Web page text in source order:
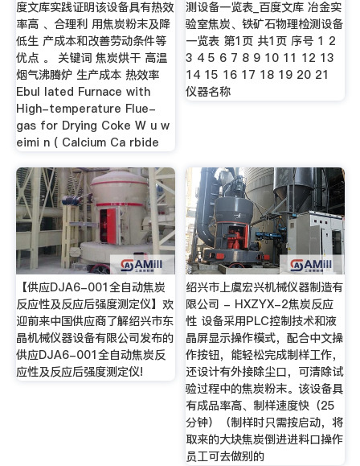
度文库实践证明该设备具有热效
率高 、合理利 用焦炭粉末及降
低生 产成本和改善劳动条件等
优点 。 关键词 焦炭烘干 高温
烟气沸腾炉 生产成本 热效率
Ebul lated Furnace with
High-temperature Flue-
gas for Drying Coke W u w
eimi n ( Calcium Ca rbide
测设备一览表_百度文库 冶金实
验室焦炭、铁矿石物理检测设备
一览表 第1页 共1页 序号 1 2
3 4 5 6 7 8 9 10 11 12 13
14 15 16 17 18 19 20 21
仪器名称
【供应DJA6-001全自动焦炭
反应性及反应后强度测定仪】欢
迎前来中国供应商了解绍兴市东
晶机械仪器设备有限公司发布的
供应DJA6-001全自动焦炭反
应性及反应后强度测定仪!
绍兴市上虞宏兴机械仪器制造有
限公司 - HXZYX-2焦炭反应
性 设备采用PLC控制技术和液
晶屏显示操作模式，配合中文操
作按钮，能轻松完成制样工作，
还设计有外接除尘口，可清除试
验过程中的焦炭粉末。该设备具
有成品率高、制样速度快（25
分钟）（制样时只需按启动，将
取来的大块焦炭倒进进料口操作
员工可去做别的